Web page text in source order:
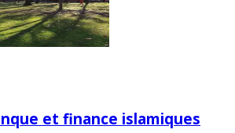
et finance islamiques